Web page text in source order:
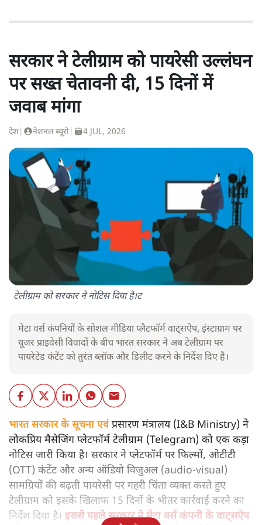
सरकार ने टेलीग्राम को पायरेसी उल्लंघन
पर सख्त चेतावनी दी, 15 दिनों में
जवाब मांगा
देश नेशनल ब्यूरो 4 JUL, 2026
टेलीग्राम को सरकार ने नोटिस दिया है।ट
मेटा वर्स कंपनियों के सोशल मीडिया प्लैटफॉर्म वाट्सऐप, इंस्टाग्राम पर
यूजर प्राइवेसी विवादों के बीच भारत सरकार ने अब टेलीग्राम पर
पायरेटेड कंटेंट को तुरंत ब्लॉक और डिलीट करने के निर्देश दिए हैं।
भारत सरकार के सूचना एवंप्रसारण मंत्रालय (I&B Ministry) ने
लोकप्रिय मैसेजिंग प्लेटफॉर्म टेलीग्राम (Telegram) को एक कड़ा
नोटिस जारी किया है। सरकार ने प्लेटफॉर्म पर फिल्मों, ओटीटी
(OTT) कंटेंट और अन्य ऑडियो विजुअल (audio-visual)
सामग्रियों की बढ़ती पायरेसी पर गहरी चिंता व्यक्त करते हुए
टेलीग्राम को इसके खिलाफ 15 दिनों के भीतर कार्रवाई करने का
निर्देश दिया है। इससे पहले सरकार ने मेटा वर्स कंपनी के वाट्सऐप